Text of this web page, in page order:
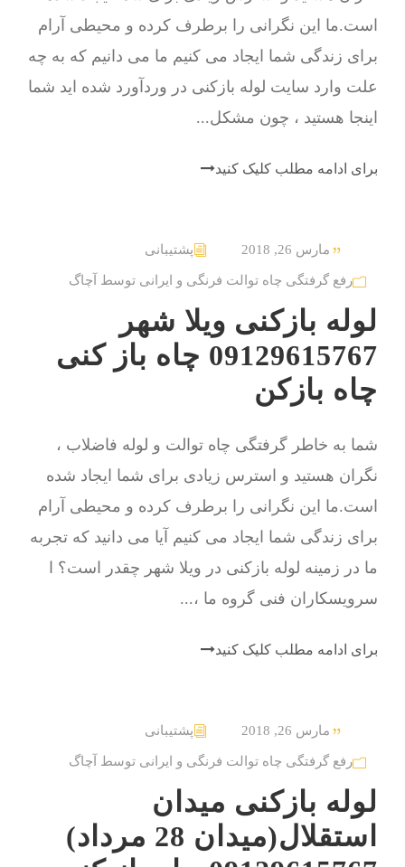
است.ما این نگرانی را برطرف کرده و محیطی آرام
برای زندگی شما ایجاد می کنیم ما می دانیم که به چه
علت وارد سایت لوله بازکنی در وردآورد شده اید شما
اینجا هستید ، چون مشکل...
برای ادامه مطلب کلیک کنید
مارس 26, 2018 پشتیبانی
رفع گرفتگی چاه توالت فرنگی و ایرانی توسط آچاگ
لوله بازکنی ویلا شهر
09129615767 چاه باز کنی
چاه بازکن
شما به خاطر گرفتگی چاه توالت و لوله فاضلاب ،
نگران هستید و استرس زیادی برای شما ایجاد شده
است.ما این نگرانی را برطرف کرده و محیطی آرام
برای زندگی شما ایجاد می کنیم آیا می دانید که تجربه
ما در زمینه لوله بازکنی در ویلا شهر چقدر است؟ ا
سرویسکاران فنی گروه ما ،...
برای ادامه مطلب کلیک کنید
مارس 26, 2018 پشتیبانی
رفع گرفتگی چاه توالت فرنگی و ایرانی توسط آچاگ
لوله بازکنی میدان
استقلال(میدان 28 مرداد)